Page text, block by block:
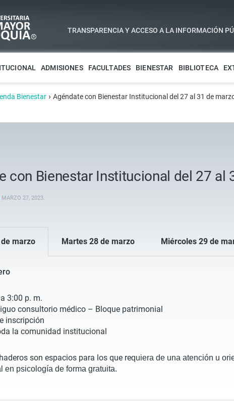
TRANSPARENCIA Y ACCESO A LA INFORMACIÓN
ADMISIONES FACULTADES BIENESTAR BIBLIOTECA
Bienestar › Agéndate con Bienestar Institucional del 27 al 31 de
con Bienestar Institucional del 27 al
MARZO 27, 2023.
marzo Martes 28 de marzo Miércoles 29 de
3:00 p. m.
consultorio médico – Bloque patrimonial
inscripción
la comunidad institucional
son espacios para los que requiera de una atención u
en psicología de forma gratuita.